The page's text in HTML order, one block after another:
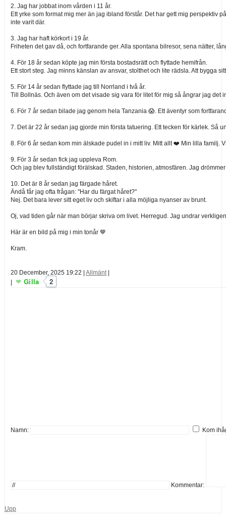
2. Jag har jobbat inom vården i 11 år.
Ett yrke som format mig mer än jag ibland förstår. Det har gett mig perspektiv
inte varit där.
3. Jag har haft körkort i 19 år.
Friheten det gav då, och fortfarande ger. Alla spontana bilresor, sena nätter,
4. För 18 år sedan köpte jag min första bostadsrätt och flyttade hemifrån.
Ett stort steg. Jag minns känslan av ansvar, stolthet och lite rädsla. Att bygga
5. För 14 år sedan flyttade jag till Norrland i två år.
Till Bollnäs. Och även om det visade sig vara för litet för mig så ångrar jag
6. För 7 år sedan bilade jag genom hela Tanzania 😱. Ett äventyr som
7. Det är 22 år sedan jag gjorde min första tatuering. Ett tecken för kärlek. Så
8. För 6 år sedan kom min älskade pudel in i mitt liv. Mitt allt ❤️ Min lilla familj.
9. För 3 år sedan fick jag uppleva Rom.
Och jag blev fullständigt förälskad. Staden, historien, atmosfären. Jag
10. Det är 8 år sedan jag färgade håret.
Ändå får jag ofta frågan: "Har du färgat håret?"
Nej. Det bara lever sitt eget liv och skiftar i alla möjliga nyanser av brunt.
Oj, vad tiden går när man börjar skriva om livet. Herregud. Jag undrar
Här är en bild på mig i min tonår 🤎
Kram.
20 December, 2025 19:22 Allmänt
2
Gilla
Namn: Kom
Kommentar:
Upp